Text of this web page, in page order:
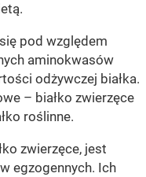
pod względem
aminokwasów
odżywczej białka.
– białko zwierzęce
roślinne.
zwierzęce, jest
egzogennych. Ich